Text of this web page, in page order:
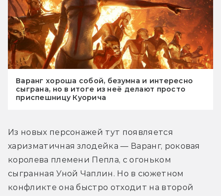
Варанг хороша собой, безумна и интересно
сыграна, но в итоге из неё делают просто
приспешницу Куорича
Из новых персонажей тут появляется
харизматичная злодейка — Варанг, роковая
королева племени Пепла, с огоньком
сыгранная Уной Чаплин. Но в сюжетном
конфликте она быстро отходит на второй